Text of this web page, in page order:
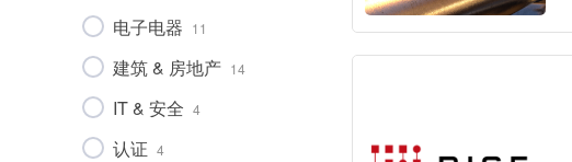
电子电器 11
建筑 & 房地产 14
IT & 安全 4
认证 4